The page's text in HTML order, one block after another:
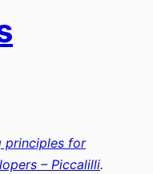
principles for
– Piccalilli.